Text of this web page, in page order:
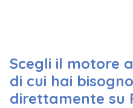
Scegli il motore
di cui hai
direttamente su